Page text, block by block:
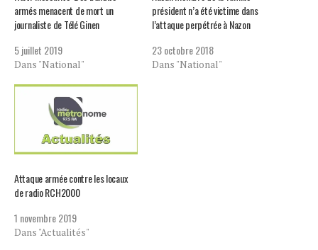
armés menacent de mort un
journaliste de Télé Ginen
5 juillet 2019
Dans "National"
président n’a été victime dans
l’attaque perpétrée à Nazon
23 octobre 2018
Dans "National"
Attaque armée contre les locaux
de radio RCH2000
1 novembre 2019
Dans "Actualités"